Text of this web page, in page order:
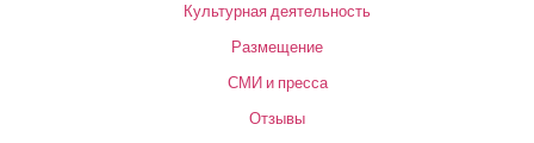
Культурная деятельность
Размещение
СМИ и пресса
Отзывы